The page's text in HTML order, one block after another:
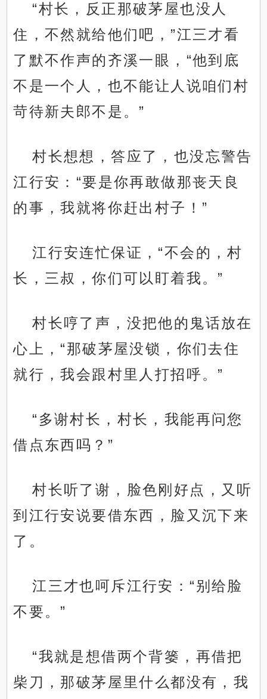
“村长，反正那破茅屋也没人
住，不然就给他们吧，”江三才看
了默不作声的齐溪一眼，“他到底
不是一个人，也不能让人说咱们村
苛待新夫郎不是。”
村长想想，答应了，也没忘警告
江行安：“要是你再敢做那丧天良
的事，我就将你赶出村子！”
江行安连忙保证，“不会的，村
长，三叔，你们可以盯着我。”
村长哼了声，没把他的鬼话放在
心上，“那破茅屋没锁，你们去住
就行，我会跟村里人打招呼。”
“多谢村长，村长，我能再问您
借点东西吗？”
村长听了谢，脸色刚好点，又听
到江行安说要借东西，脸又沉下来
了。
江三才也呵斥江行安：“别给脸
不要。”
“我就是想借两个背篓，再借把
柴刀，那破茅屋里什么都没有，我